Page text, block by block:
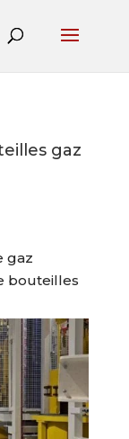
gaz
gaz
bouteilles